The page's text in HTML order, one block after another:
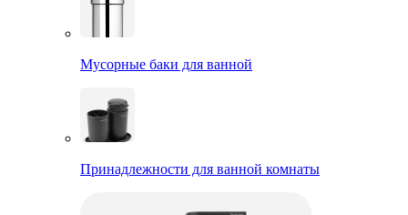
Мусорные баки для ванной
Принадлежности для ванной комнаты